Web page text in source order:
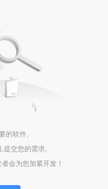
的软件,
提交您的需求,
会为您加紧开发！